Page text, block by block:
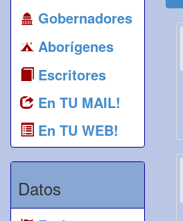
Gobernadores
Aborígenes
Escritores
En TU MAIL!
En TU WEB!
Datos